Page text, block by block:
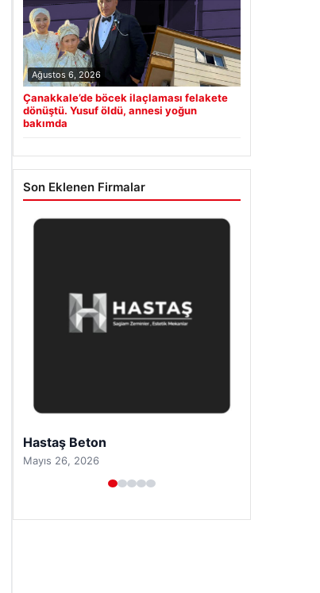
Ağustos 6, 2026
Çanakkale’de böcek ilaçlaması felakete
dönüştü. Yusuf öldü, annesi yoğun
bakımda
Son Eklenen Firmalar
Prenses Night Club
Nisan 29, 2026